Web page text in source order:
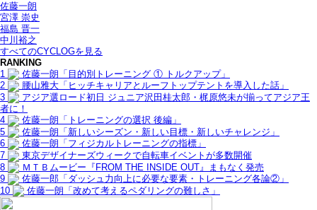
佐藤一朗
宮澤 崇史
福島 晋一
中川裕之
すべてのCYCLOGを見る
RANKING
1
佐藤一朗「目的別トレーニング ① トルクアップ」
2
腰山雅大「ヒッチキャリアとルーフトップテントを導入した話」
3
アジア選ロード初日 ジュニア沢田桂太郎・梶原悠未が揃ってアジア王
者に！
4
佐藤一朗「トレーニングの選択 後編」
5
佐藤一朗「新しいシーズン・新しい目標・新しいチャレンジ」
6
佐藤一朗「フィジカルトレーニングの指標」
7
東京デザイナーズウィークで自転車イベントが多数開催
8
ＭＴＢムービー『FROM THE INSIDE OUT』まもなく発売
9
佐藤一郎「ダッシュ力向上に必要な要素・トレーニング各論②」
10
佐藤一朗「改めて考えるペダリングの難しさ」